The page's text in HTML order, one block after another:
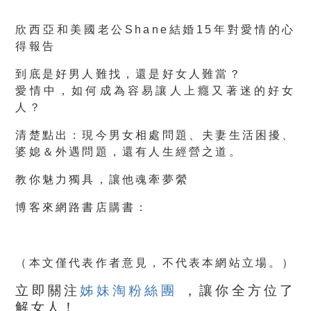
欣西亞和美國老公Shane結婚15年對愛情的心
得報告
到底是好男人難找，還是好女人難當？
愛情中，如何成為容易讓人上癮又著迷的好女
人？
清楚點出：現今男女相處問題、夫妻生活困擾、
婆媳＆外遇問題，還有人生經營之道。
教你魅力獨具，讓他魂牽夢縈
博客來網路書店購書：
（本文僅代表作者意見，不代表本網站立場。）
立即關注姊妹淘粉絲團
，讓你全方位了
解女人！